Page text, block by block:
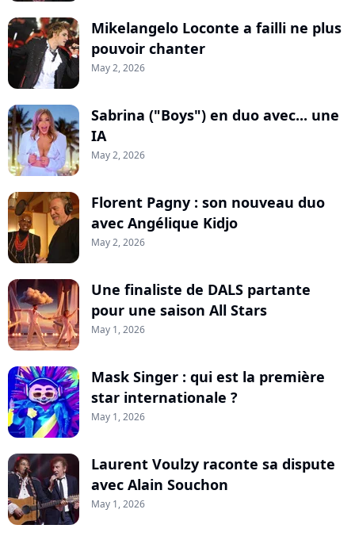
Mikelangelo Loconte a failli ne plus
pouvoir chanter
May 2, 2026
Sabrina ("Boys") en duo avec... une
IA
May 2, 2026
Florent Pagny : son nouveau duo
avec Angélique Kidjo
May 2, 2026
Une finaliste de DALS partante
pour une saison All Stars
May 1, 2026
Mask Singer : qui est la première
star internationale ?
May 1, 2026
Laurent Voulzy raconte sa dispute
avec Alain Souchon
May 1, 2026